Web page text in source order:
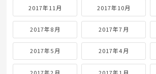
2017年11月 2017年10月
2017年8月 2017年7月
2017年5月 2017年4月
2017年2月 2017年1月